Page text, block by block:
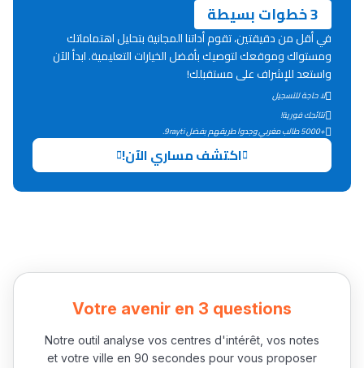
3 خطوات بسيطة
في أقل من دقيقتين، تقوم أداتنا المجانية بتحليل اهتماماتك
ومستواك وموقعك لتوصيك بأفضل الخيارات التعليمية. ابدأ الآن
واستعد للإشراف على مستقبلك!
لا حاجة للتسجيل
نتائجك فورية!
+5000 طالب مغربي وجدوا طريقهم بفضل 9rayti.
اكتشف مساري الآن!
Votre avenir en 3 questions
Notre outil analyse vos centres d'intérêt, vos notes
et votre ville en 90 secondes pour vous proposer